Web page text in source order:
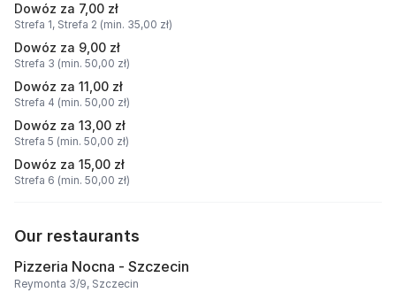
Dowóz za 7,00 zł
Strefa 1, Strefa 2 (min. 35,00 zł)
Dowóz za 9,00 zł
Strefa 3 (min. 50,00 zł)
Dowóz za 11,00 zł
Strefa 4 (min. 50,00 zł)
Dowóz za 13,00 zł
Strefa 5 (min. 50,00 zł)
Dowóz za 15,00 zł
Strefa 6 (min. 50,00 zł)
Our restaurants
Pizzeria Nocna - Szczecin
Reymonta 3/9, Szczecin